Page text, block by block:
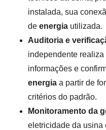
instalada, sua
de energia utilizada.
Auditoria e
independente
informações e
energia a partir de
critérios do padrão.
Monitoramento da
eletricidade da usina